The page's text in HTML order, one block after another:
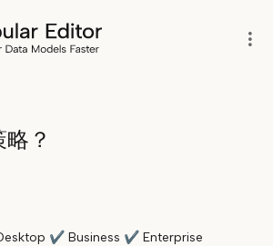
？
✔ Business ✔ Enterprise